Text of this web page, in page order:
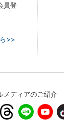
員登
>>
メディアのご紹介